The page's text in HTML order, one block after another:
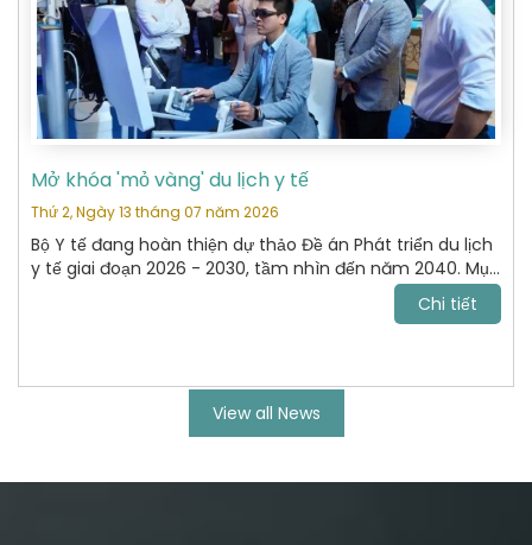
Mở khóa 'mỏ vàng' du lịch y tế
Thứ 2, Ngày 13 tháng 07 năm 2026
Bộ Y tế đang hoàn thiện dự thảo Đề án Phát triển du lịch
y tế giai đoạn 2026 - 2030, tầm nhìn đến năm 2040. Mục
tiêu tới năm 2030, VN trở thành điểm đến chăm sóc sức
khỏe uy tín, cạnh tranh trong khu vực Đông Nam Á và
Chi tiết
View all News